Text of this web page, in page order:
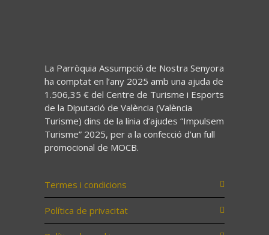
La Parròquia Assumpció de Nostra Senyora
ha comptat en l’any 2025 amb una ajuda de
1.506,35 € del Centre de Turisme i Esports
de la Diputació de València (València
Turisme) dins de la línia d’ajudes “Impulsem
Turisme” 2025, per a la confecció d’un full
promocional de MOCB.
Termes i condicions
Política de privacitat